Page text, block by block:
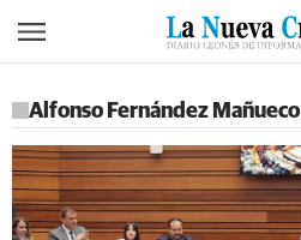
Alfonso Fernández Mañueco